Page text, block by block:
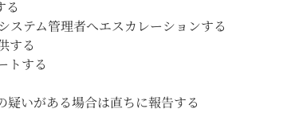
る
ステム管理者へエスカレーションする
する
トする
疑いがある場合は直ちに報告する